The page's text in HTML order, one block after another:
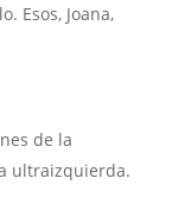
Esos, Joana,
de la
ultraizquierda.